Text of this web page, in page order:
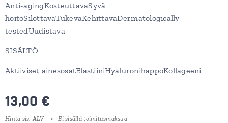
Anti-agingKosteuttavaSyvä
hoitoSilottavaTukevaKehittäväDermatologically
testedUudistava
SISÄLTÖ
Aktiiviset ainesosatElastiiniHyaluronihappoKollageeni
13,00 €
Hinta sis. ALV Ei sisällä toimitusmaksua